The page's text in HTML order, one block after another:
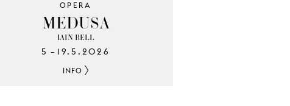
OPERA
MEDUSA
IAIN BELL
5 – 19.5.2026
INFO